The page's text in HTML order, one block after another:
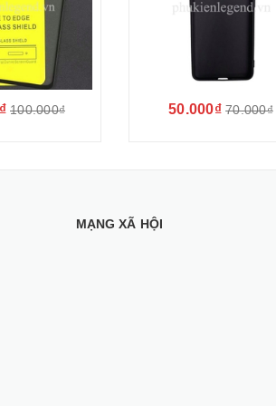
100.000₫ 50.000₫ 70.000₫
MẠNG XÃ HỘI